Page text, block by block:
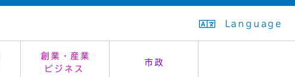
Language
創業・産業
ビジネス
市政